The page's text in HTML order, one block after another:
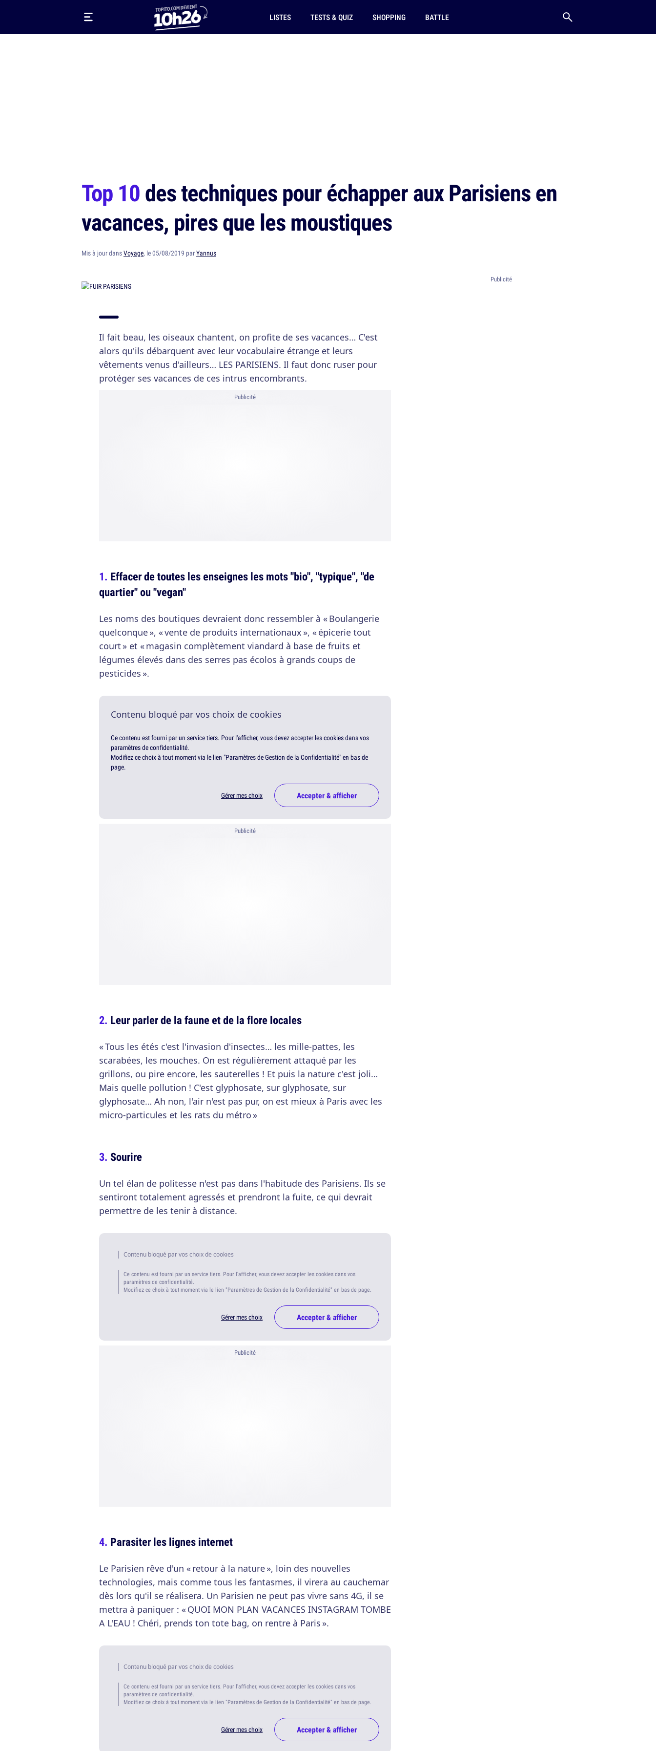
LISTES TESTS & QUIZ SHOPPING BATTLE
Top 10des techniques pour échapper aux Parisiens en
vacances, pires que les moustiques
Mis à jour dansVoyage, le 05/08/2019 parYannus
Il fait beau, les oiseaux chantent, on profite de ses vacances… C'est
alors qu'ils débarquent avec leur vocabulaire étrange et leurs
vêtements venus d'ailleurs… LES PARISIENS. Il faut donc ruser pour
protéger ses vacances de ces intrus encombrants.
Publicité
Effacer de toutes les enseignes les mots "bio", "typique", "de
quartier" ou "vegan"
Les noms des boutiques devraient donc ressembler à « Boulangerie
quelconque », « vente de produits internationaux », « épicerie tout
court » et « magasin complètement viandard à base de fruits et
légumes élevés dans des serres pas écolos à grands coups de
pesticides ».
Contenu bloqué par vos choix de cookies
Ce contenu est fourni par un service tiers. Pour l'afficher, vous devez accepter les cookies dans vos
paramètres de confidentialité.
Modifiez ce choix à tout moment via le lien "Paramètres de Gestion de la Confidentialité" en bas de
page.
Gérer mes choix Accepter & afficher
Publicité
Leur parler de la faune et de la flore locales
« Tous les étés c'est l'invasion d'insectes… les mille-pattes, les
scarabées, les mouches. On est régulièrement attaqué par les
grillons, ou pire encore, les sauterelles ! Et puis la nature c'est joli…
Mais quelle pollution ! C'est glyphosate, sur glyphosate, sur
glyphosate… Ah non, l'air n'est pas pur, on est mieux à Paris avec les
micro-particules et les rats du métro »
Sourire
Un tel élan de politesse n'est pas dans l'habitude des Parisiens. Ils se
sentiront totalement agressés et prendront la fuite, ce qui devrait
permettre de les tenir à distance.
Contenu bloqué par vos choix de cookies
Ce contenu est fourni par un service tiers. Pour l'afficher, vous devez accepter les cookies dans vos
paramètres de confidentialité.
Modifiez ce choix à tout moment via le lien "Paramètres de Gestion de la Confidentialité" en bas de page.
Gérer mes choix Accepter & afficher
Publicité
Parasiter les lignes internet
Le Parisien rêve d'un « retour à la nature », loin des nouvelles
technologies, mais comme tous les fantasmes, il virera au cauchemar
dès lors qu'il se réalisera. Un Parisien ne peut pas vivre sans 4G, il se
mettra à paniquer : « QUOI MON PLAN VACANCES INSTAGRAM TOMBE
A L'EAU ! Chéri, prends ton tote bag, on rentre à Paris ».
Contenu bloqué par vos choix de cookies
Ce contenu est fourni par un service tiers. Pour l'afficher, vous devez accepter les cookies dans vos
paramètres de confidentialité.
Modifiez ce choix à tout moment via le lien "Paramètres de Gestion de la Confidentialité" en bas de page.
Gérer mes choix Accepter & afficher